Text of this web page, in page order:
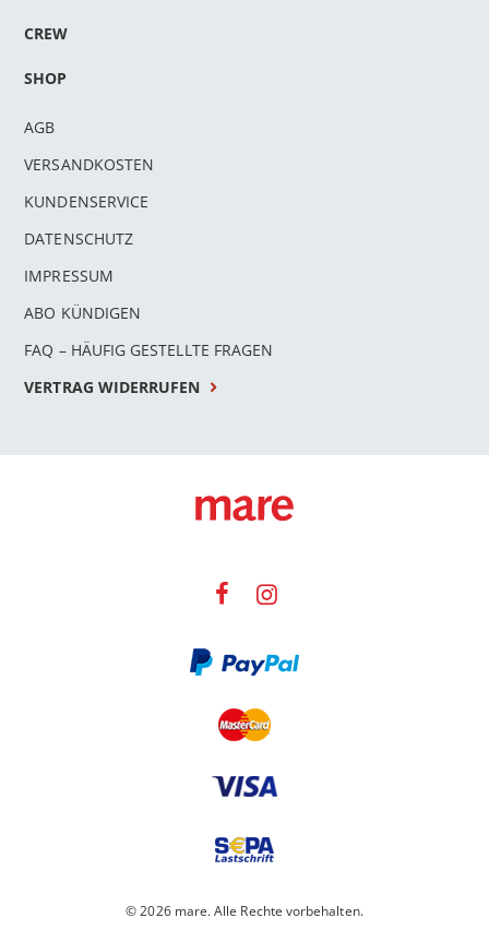
CREW
SHOP
AGB
VERSANDKOSTEN
KUNDENSERVICE
DATENSCHUTZ
IMPRESSUM
ABO KÜNDIGEN
FAQ – HÄUFIG GESTELLTE FRAGEN
VERTRAG WIDERRUFEN
© 2026 mare. Alle Rechte vorbehalten.